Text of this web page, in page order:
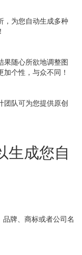
，为您自动生成多种
果随心所欲地调整图
个性，与众不同！
团队可为您提供原创
生成您自
牌、商标或者公司名